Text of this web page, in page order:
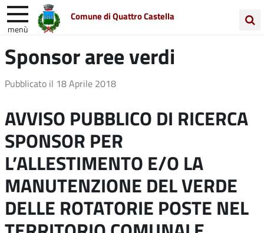
Comune di Quattro Castella
menù
nel
Vivi Quattro Castella
Unione Colline Matildiche
Sponsor aree verdi
Pubblicato il 18 Aprile 2018
AVVISO PUBBLICO DI RICERCA
SPONSOR PER
L’ALLESTIMENTO E/O LA
MANUTENZIONE DEL VERDE
DELLE ROTATORIE POSTE NEL